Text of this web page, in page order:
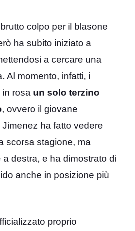
colpo per il blasone
ha subito iniziato a
a cercare una
Al momento, infatti, i
rosa un solo terzino
, ovvero il giovane
ha fatto vedere
scorsa stagione, ma
a destra, e ha dimostrato di
anche in posizione più
proprio